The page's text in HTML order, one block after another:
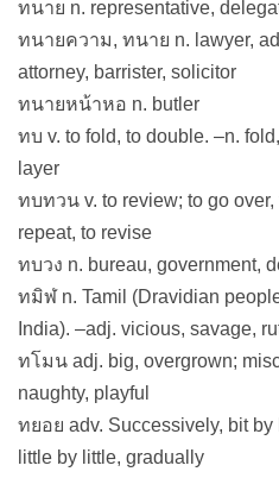
ทนาย n. representative,
ทนายความ, ทนาย n. lawyer,
attorney, barrister, solicitor
ทนายหน้าหอ n. butler
ทบ v. to fold, to double. –n. fold,
layer
ทบทวน v. to review; to go over,
repeat, to revise
ทบวง n. bureau, government,
ทมิฬ n. Tamil (Dravidian
India). –adj. vicious, savage,
ทโมน adj. big, overgrown;
naughty, playful
ทยอย adv. Successively, bit by
little by little, gradually